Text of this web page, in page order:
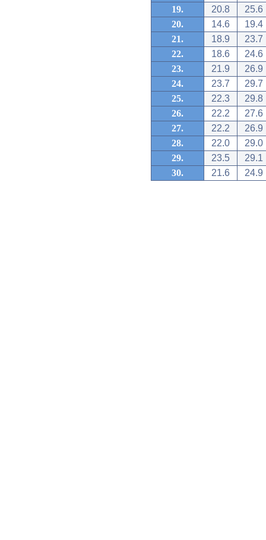
19.
20.8
25.6
20.
14.6
19.4
21.
18.9
23.7
22.
18.6
24.6
23.
21.9
26.9
24.
23.7
29.7
25.
22.3
29.8
26.
22.2
27.6
27.
22.2
26.9
28.
22.0
29.0
29.
23.5
29.1
30.
21.6 24.9